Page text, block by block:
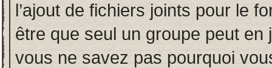
l’ajout de fichiers joints pour le
être que seul un groupe peut en
vous ne savez pas pourquoi